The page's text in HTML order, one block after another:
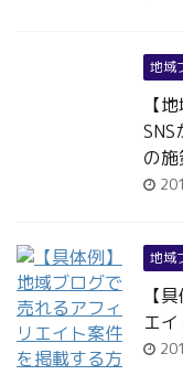
地域
【
の施
地域
【
エ